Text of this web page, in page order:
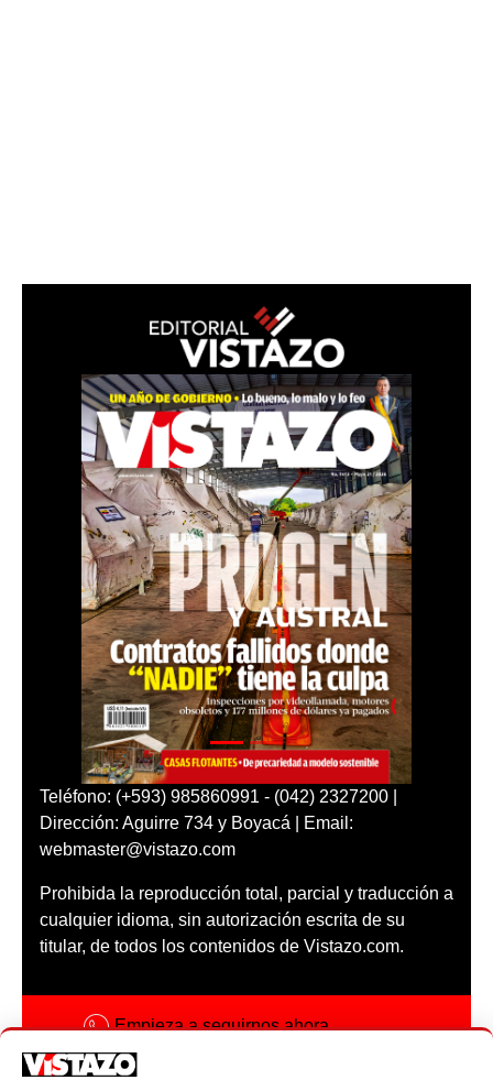
Teléfono: (+593) 985860991 - (042) 2327200 |
Dirección: Aguirre 734 y Boyacá | Email:
webmaster@vistazo.com
Prohibida la reproducción total, parcial y traducción a
cualquier idioma, sin autorización escrita de su
titular, de todos los contenidos de Vistazo.com.
Empieza a seguirnos ahora